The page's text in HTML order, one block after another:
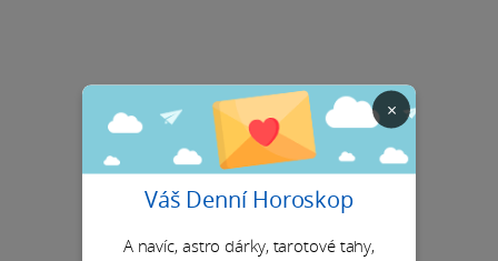
×
Váš Denní Horoskop
A navíc, astro dárky, tarotové tahy,